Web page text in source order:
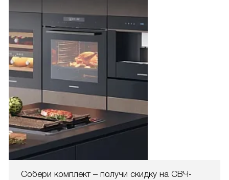
Собери комплект – получи скидку на СВЧ-